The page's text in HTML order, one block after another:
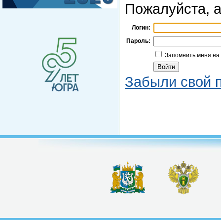
Пожалуйста,
Логин:
Пароль:
Запомнить меня
Забыли свой